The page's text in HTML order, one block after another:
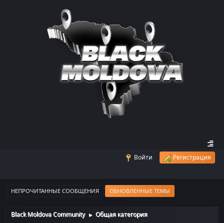
Войти Регистрация
НЕПРОЧИТАННЫЕ СООБЩЕНИЯ ОБНОВЛЁННЫЕ ТЕМЫ
Black Moldova Community ► Общая категория